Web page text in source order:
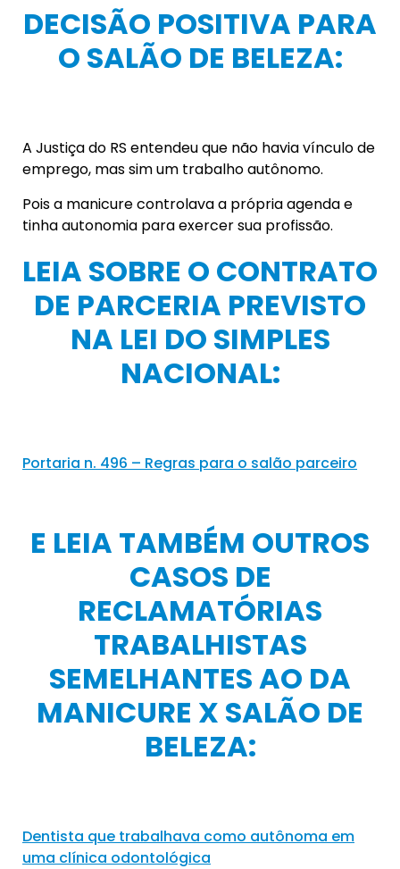
DECISÃO POSITIVA PARA
O SALÃO DE BELEZA:
A Justiça do RS entendeu que não havia vínculo de
emprego, mas sim um trabalho autônomo.
Pois a manicure controlava a própria agenda e
tinha autonomia para exercer sua profissão.
LEIA SOBRE O CONTRATO
DE PARCERIA PREVISTO
NA LEI DO SIMPLES
NACIONAL:
Portaria n. 496 – Regras para o salão parceiro
E LEIA TAMBÉM OUTROS
CASOS DE
RECLAMATÓRIAS
TRABALHISTAS
SEMELHANTES AO DA
MANICURE X SALÃO DE
BELEZA:
Dentista que trabalhava como autônoma em
uma clínica odontológica